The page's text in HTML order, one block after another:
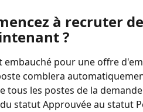
à recruter
?
embauché pour une offre
comblera
tous les postes de la
statut Approuvée au statut